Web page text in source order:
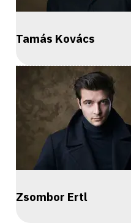
Tamás Kovács
Zsombor Ertl